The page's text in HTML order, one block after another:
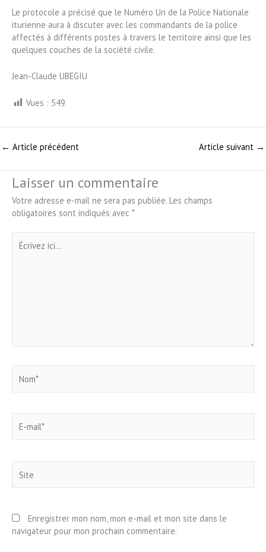
Le protocole a précisé que le Numéro Un de la Police Nationale
iturienne aura à discuter avec les commandants de la police
affectés à différents postes à travers le territoire ainsi que les
quelques couches de la société civile.
Jean-Claude UBEGIU
Vues : 549
← Article précédent Article suivant →
Laisser un commentaire
Votre adresse e-mail ne sera pas publiée. Les champs
obligatoires sont indiqués avec *
Écrivez
ici…
mail*
Enregistrer mon nom, mon e-mail et mon site dans le
navigateur pour mon prochain commentaire.